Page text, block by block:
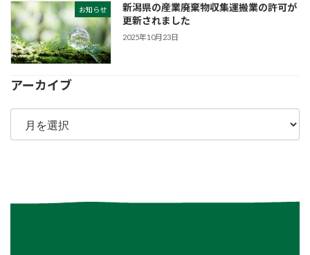
お知らせ
新潟県の産業廃棄物収集運搬業の許可が
更新されました
2025年10月23日
アーカイブ
ア
カ